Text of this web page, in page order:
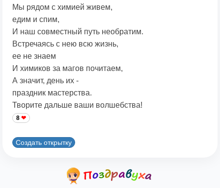
Мы рядом с химией живем,
едим и спим,
И наш совместный путь необратим.
Встречаясь с нею всю жизнь,
ее не знаем
И химиков за магов почитаем,
А значит, день их -
праздник мастерства.
Творите дальше ваши волшебства!
8
Создать открытку